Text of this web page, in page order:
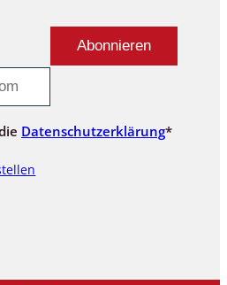
Datenschutzerklärung*